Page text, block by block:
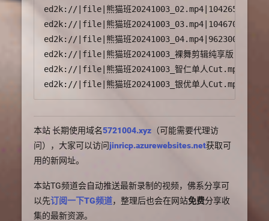
ed2k://|file|熊猫班
ed2k://|file|熊猫班
ed2k://|file|熊猫班
ed2k://|file|熊猫班20241003_裸舞剪辑纯享版
ed2k://|file|熊猫班20241003_智仁单人
ed2k://|file|熊猫班20241003_银优单人
本站 长期使用域名5721004.xyz （可能需要代理访
问），大家可以访问jinricp.azurewebsites.net获取可
用的新网址。
本站TG频道会自动推送最新录制的视频，佛系分享可
以先订阅一下TG频道，整理后也会在网站免费分享收
集的最新资源。